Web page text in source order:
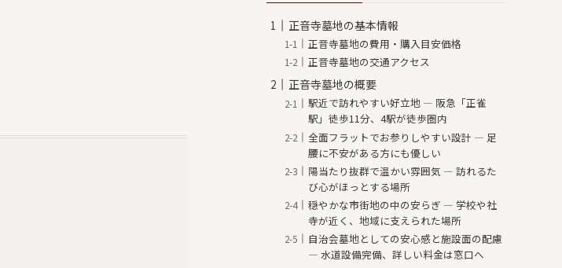
正音寺墓地の基本情報
正音寺墓地の費用・購入目安価格
正音寺墓地の交通アクセス
正音寺墓地の概要
駅近で訪れやすい好立地 — 阪急「正雀
駅」徒歩11分、4駅が徒歩圏内
全面フラットでお参りしやすい設計 — 足
腰に不安がある方にも優しい
陽当たり抜群で温かい雰囲気 — 訪れるた
び心がほっとする場所
穏やかな市街地の中の安らぎ — 学校や社
寺が近く、地域に支えられた場所
自治会墓地としての安心感と施設面の配慮
— 水道設備完備、詳しい料金は窓口へ